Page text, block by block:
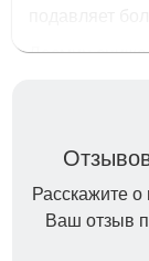
подавляет
Лесмин
сахарного
Показания
БАД
Расскажите о
Ваш отзыв